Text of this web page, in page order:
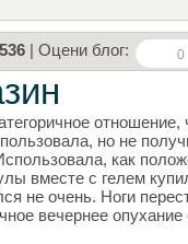
536 | Оцени блог: 0
но не
как
вместе с гелем
не очень. Ноги
вечернее